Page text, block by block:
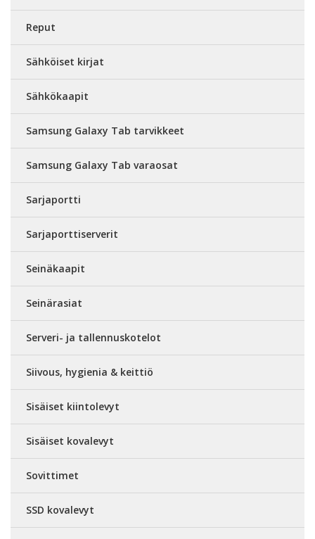
Reput
Sähköiset kirjat
Sähkökaapit
Samsung Galaxy Tab tarvikkeet
Samsung Galaxy Tab varaosat
Sarjaportti
Sarjaporttiserverit
Seinäkaapit
Seinärasiat
Serveri- ja tallennuskotelot
Siivous, hygienia & keittiö
Sisäiset kiintolevyt
Sisäiset kovalevyt
Sovittimet
SSD kovalevyt